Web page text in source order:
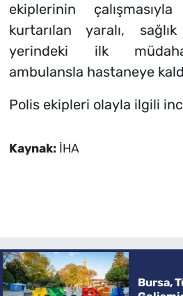
ekiplerinin çalışmasıyla
kurtarılan yaralı,
yerindeki ilk
ambulansla hastaneye
Polis ekipleri olayla ilgili
Kaynak: İHA
Bursa,